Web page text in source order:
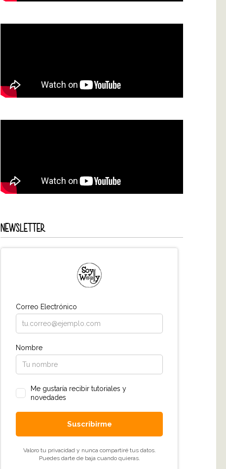
NEWSLETTER